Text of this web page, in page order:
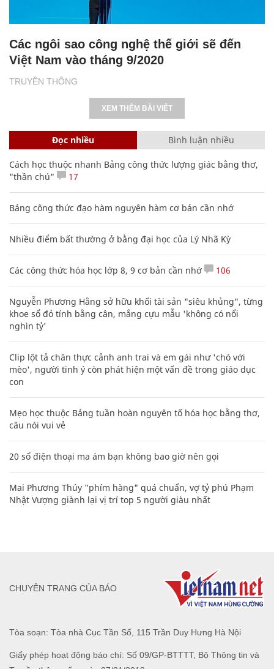
TRUYỀN THÔNG
Các ngôi sao công nghệ thế giới sẽ đến
Việt Nam vào tháng 9/2020
XEM THÊM BÀI VIẾT
Đọc nhiều Bình luận nhiều
Cách học thuộc nhanh Bảng công thức lượng giác bằng thơ,
"thần chú"
17
Bảng công thức đạo hàm nguyên hàm cơ bản cần nhớ
Nhiều điểm bất thường ở bằng đại học của Lý Nhã Kỳ
Các công thức hóa học lớp 8, 9 cơ bản cần nhớ 106
Nguyễn Phương Hằng sở hữu khối tài sản "siêu khủng", từng
khoe sổ đỏ tính bằng cân, mắng cựu mẫu 'không có nổi
nghìn tỷ'
Clip lột tả chân thực cảnh anh trai và em gái như 'chó với
mèo', người tinh ý còn phát hiện một vấn đề trong giáo dục
con
Mẹo học thuộc Bảng tuần hoàn nguyên tố hóa học bằng thơ,
câu nói vui vẻ
20 số điện thoại ma ám bạn không bao giờ nên gọi
Mai Phương Thúy "phím hàng" quá chuẩn, vợ tỷ phú Phạm
Nhật Vượng giành lại vị trí top 5 người giàu nhất
Tòa soạn: Tòa nhà Cục Tần Số, 115 Trần Duy Hưng Hà Nội
Giấy phép hoạt động báo chí: Số 09/GP-BTTTT, Bộ Thông tin và
CHUYÊN TRANG CỦA BÁO